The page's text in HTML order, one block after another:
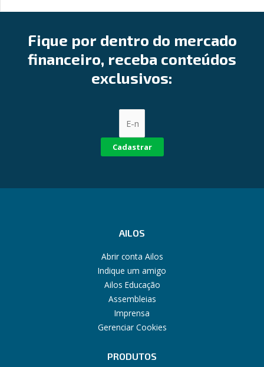
Fique por dentro do mercado
financeiro, receba conteúdos
exclusivos:
Cadastrar
AILOS
Abrir conta Ailos
Indique um amigo
Ailos Educação
Assembleias
Imprensa
Gerenciar Cookies
PRODUTOS